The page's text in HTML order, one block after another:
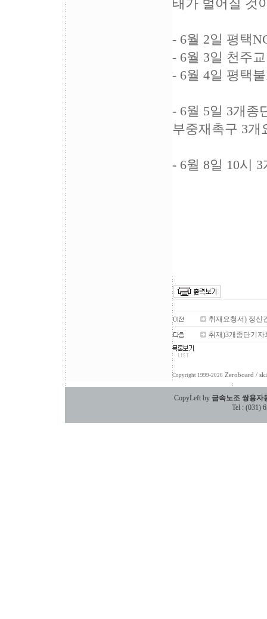
태가 벌어질 것
- 6월 2일 평택
- 6월 3일 천주
- 6월 4일 평택
- 6월 5일 3개종
부중재촉구 3개
- 6월 8일 10시
취재요청서) 정신
취재)3개종단기자
Copyright 1999-2026 Zeroboard /
CopyLeft by 금속노조 쌍용자
Tel : (031)